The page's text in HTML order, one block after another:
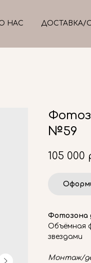
НАС ДОСТАВКА/
№59
105 000
Фотозона
Объёмная
звездами
Монтаж/